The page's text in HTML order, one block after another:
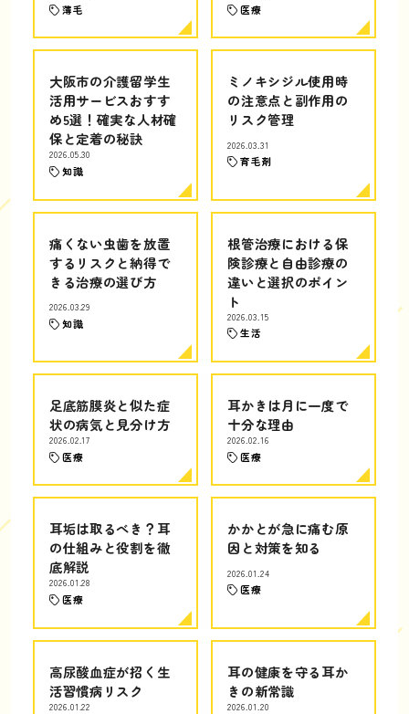
薄毛 医療
大阪市の介護留学生
活用サービスおすす
め5選！確実な人材確
保と定着の秘訣
2026.05.30
知識
ミノキシジル使用時
の注意点と副作用の
リスク管理
2026.03.31
育毛剤
痛くない虫歯を放置
するリスクと納得で
きる治療の選び方
2026.03.29
知識
根管治療における保
険診療と自由診療の
違いと選択のポイン
ト
2026.03.15
生活
足底筋膜炎と似た症
状の病気と見分け方
2026.02.17
医療
耳かきは月に一度で
十分な理由
2026.02.16
医療
耳垢は取るべき？耳
の仕組みと役割を徹
底解説
2026.01.28
医療
かかとが急に痛む原
因と対策を知る
2026.01.24
医療
高尿酸血症が招く生
活習慣病リスク
2026.01.22
耳の健康を守る耳か
きの新常識
2026.01.20